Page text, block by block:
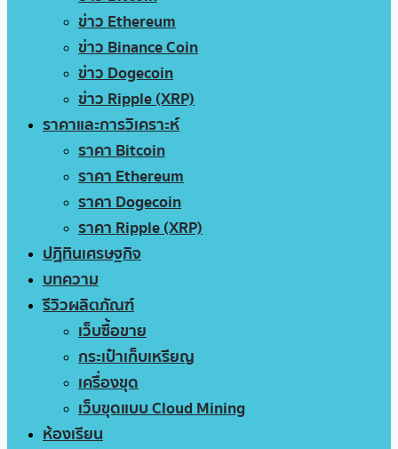
ข่าว Ethereum
ข่าว Binance Coin
ข่าว Dogecoin
ข่าว Ripple (XRP)
ราคาและการวิเคราะห์
ราคา Bitcoin
ราคา Ethereum
ราคา Dogecoin
ราคา Ripple (XRP)
ปฏิทินเศรษฐกิจ
บทความ
รีวิวผลิตภัณฑ์
เว็บซื้อขาย
กระเป๋าเก็บเหรียญ
เครื่องขุด
เว็บขุดแบบ Cloud Mining
ห้องเรียน